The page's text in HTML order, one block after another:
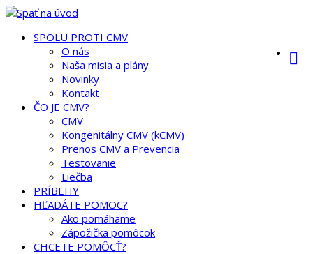
SPOLU PROTI CMV
O nás
Naša misia a plány
Novinky
Kontakt
ČO JE CMV?
CMV
Kongenitálny CMV (kCMV)
Prenos CMV a Prevencia
Testovanie
Liečba
PRÍBEHY
HĽADÁTE POMOC?
Ako pomáhame
Zápožička pomôcok
CHCETE POMÔCŤ?